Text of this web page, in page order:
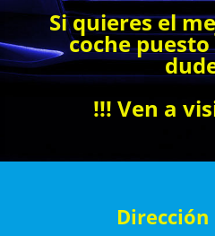
Si quieres el
coche
!!! Ven a
Dirección